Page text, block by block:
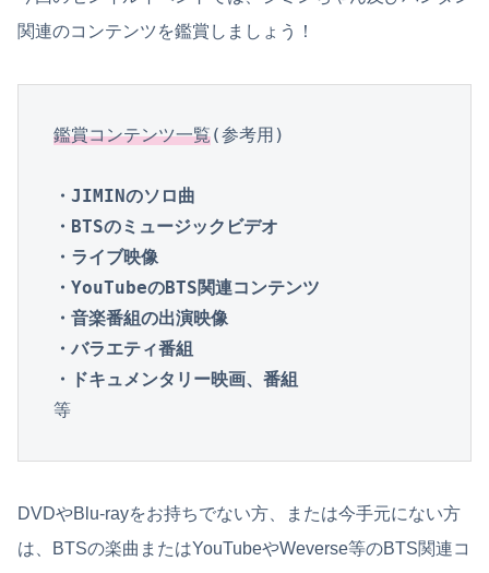
関連のコンテンツを鑑賞しましょう！
鑑賞コンテンツ一覧(参考用)
・JIMINのソロ曲
・BTSのミュージックビデオ
・ライブ映像
・YouTubeのBTS関連コンテンツ
・音楽番組の出演映像
・バラエティ番組
・ドキュメンタリー映画、番組
等
DVDやBlu-rayをお持ちでない方、または今手元にない方
は、BTSの楽曲またはYouTubeやWeverse等のBTS関連コ